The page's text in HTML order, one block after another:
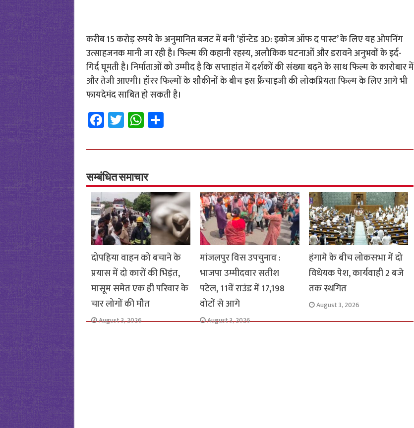
करीब 15 करोड़ रुपये के अनुमानित बजट में बनी ‘हॉन्टेड 3D: इकोज ऑफ द पास्ट’ के लिए यह ओपनिंग
उत्साहजनक मानी जा रही है। फिल्म की कहानी रहस्य, अलौकिक घटनाओं और डरावने अनुभवों के इर्द-
गिर्द घूमती है। निर्माताओं को उम्मीद है कि सप्ताहांत में दर्शकों की संख्या बढ़ने के साथ फिल्म के कारोबार में
और तेजी आएगी। हॉरर फिल्मों के शौकीनों के बीच इस फ्रैंचाइजी की लोकप्रियता फिल्म के लिए आगे भी
फायदेमंद साबित हो सकती है।
Fa
ce
b
o
o
k
T
wi
tt
er
W
h
at
sA
p
p
S
h
ar
सम्बंधित समाचार
दोपहिया वाहन को बचाने के
प्रयास में दो कारों की भिड़ंत,
मासूम समेत एक ही परिवार के
चार लोगों की मौत
August 3, 2026
मांजलपुर विस उपचुनाव :
भाजपा उम्मीदवार सतीश
पटेल, 11वें राउंड में 17,198
वोटों से आगे
August 3, 2026
हंगामे के बीच लोकसभा में दो
विधेयक पेश, कार्यवाही 2 बजे
तक स्थगित
August 3, 2026